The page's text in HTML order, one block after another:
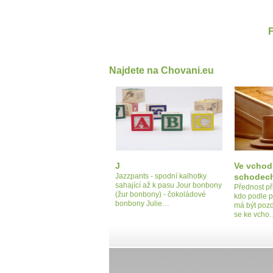
Najdete na Chovani.eu
J
Jazzpants - spodní kalhotky
sahající až k pasu Jour bonbony
(žur bonbony) - čokoládové
bonbony Julie…
Ve
Přednost
kdo podle
má být
se ke